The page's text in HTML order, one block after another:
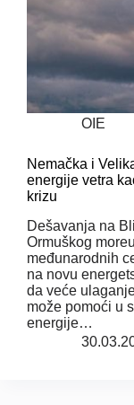
OIE
Nemačka i
energije vetra
krizu
Dešavanja na
Ormuškog
međunarodnih
na novu
da veće
može pomoći u
energije…